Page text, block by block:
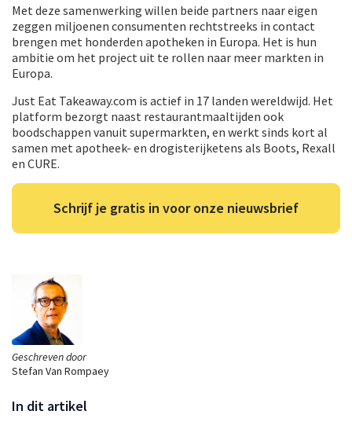
Geschreven door
Stefan Van Rompaey
In dit artikel
Met deze samenwerking willen beide partners naar eigen
zeggen miljoenen consumenten rechtstreeks in contact
brengen met honderden apotheken in Europa. Het is hun
ambitie om het project uit te rollen naar meer markten in
Europa.
Just Eat Takeaway.com is actief in 17 landen wereldwijd. Het
platform bezorgt naast restaurantmaaltijden ook
boodschappen vanuit supermarkten, en werkt sinds kort al
samen met apotheek- en drogisterijketens als Boots, Rexall
en CURE.
Schrijf je gratis in voor onze nieuwsbrief